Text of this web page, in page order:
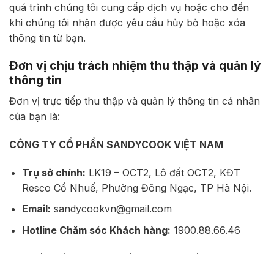
quá trình chúng tôi cung cấp dịch vụ hoặc cho đến
khi chúng tôi nhận được yêu cầu hủy bỏ hoặc xóa
thông tin từ bạn.
Đơn vị chịu trách nhiệm thu thập và quản lý
thông tin
Đơn vị trực tiếp thu thập và quản lý thông tin cá nhân
của bạn là:
CÔNG TY CỔ PHẦN SANDYCOOK VIỆT NAM
Trụ sở chính: LK19 – OCT2, Lô đất OCT2, KĐT
Resco Cổ Nhuế, Phường Đông Ngạc, TP Hà Nội.
Email: sandycookvn@gmail.com
Hotline Chăm sóc Khách hàng: 1900.88.66.46